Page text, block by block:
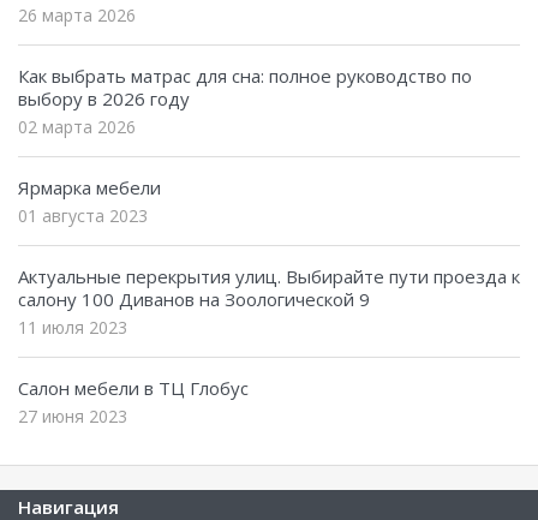
26 марта 2026
Как выбрать матрас для сна: полное руководство по
выбору в 2026 году
02 марта 2026
Ярмарка мебели
01 августа 2023
Актуальные перекрытия улиц. Выбирайте пути проезда к
салону 100 Диванов на Зоологической 9
11 июля 2023
Салон мебели в ТЦ Глобус
27 июня 2023
Навигация